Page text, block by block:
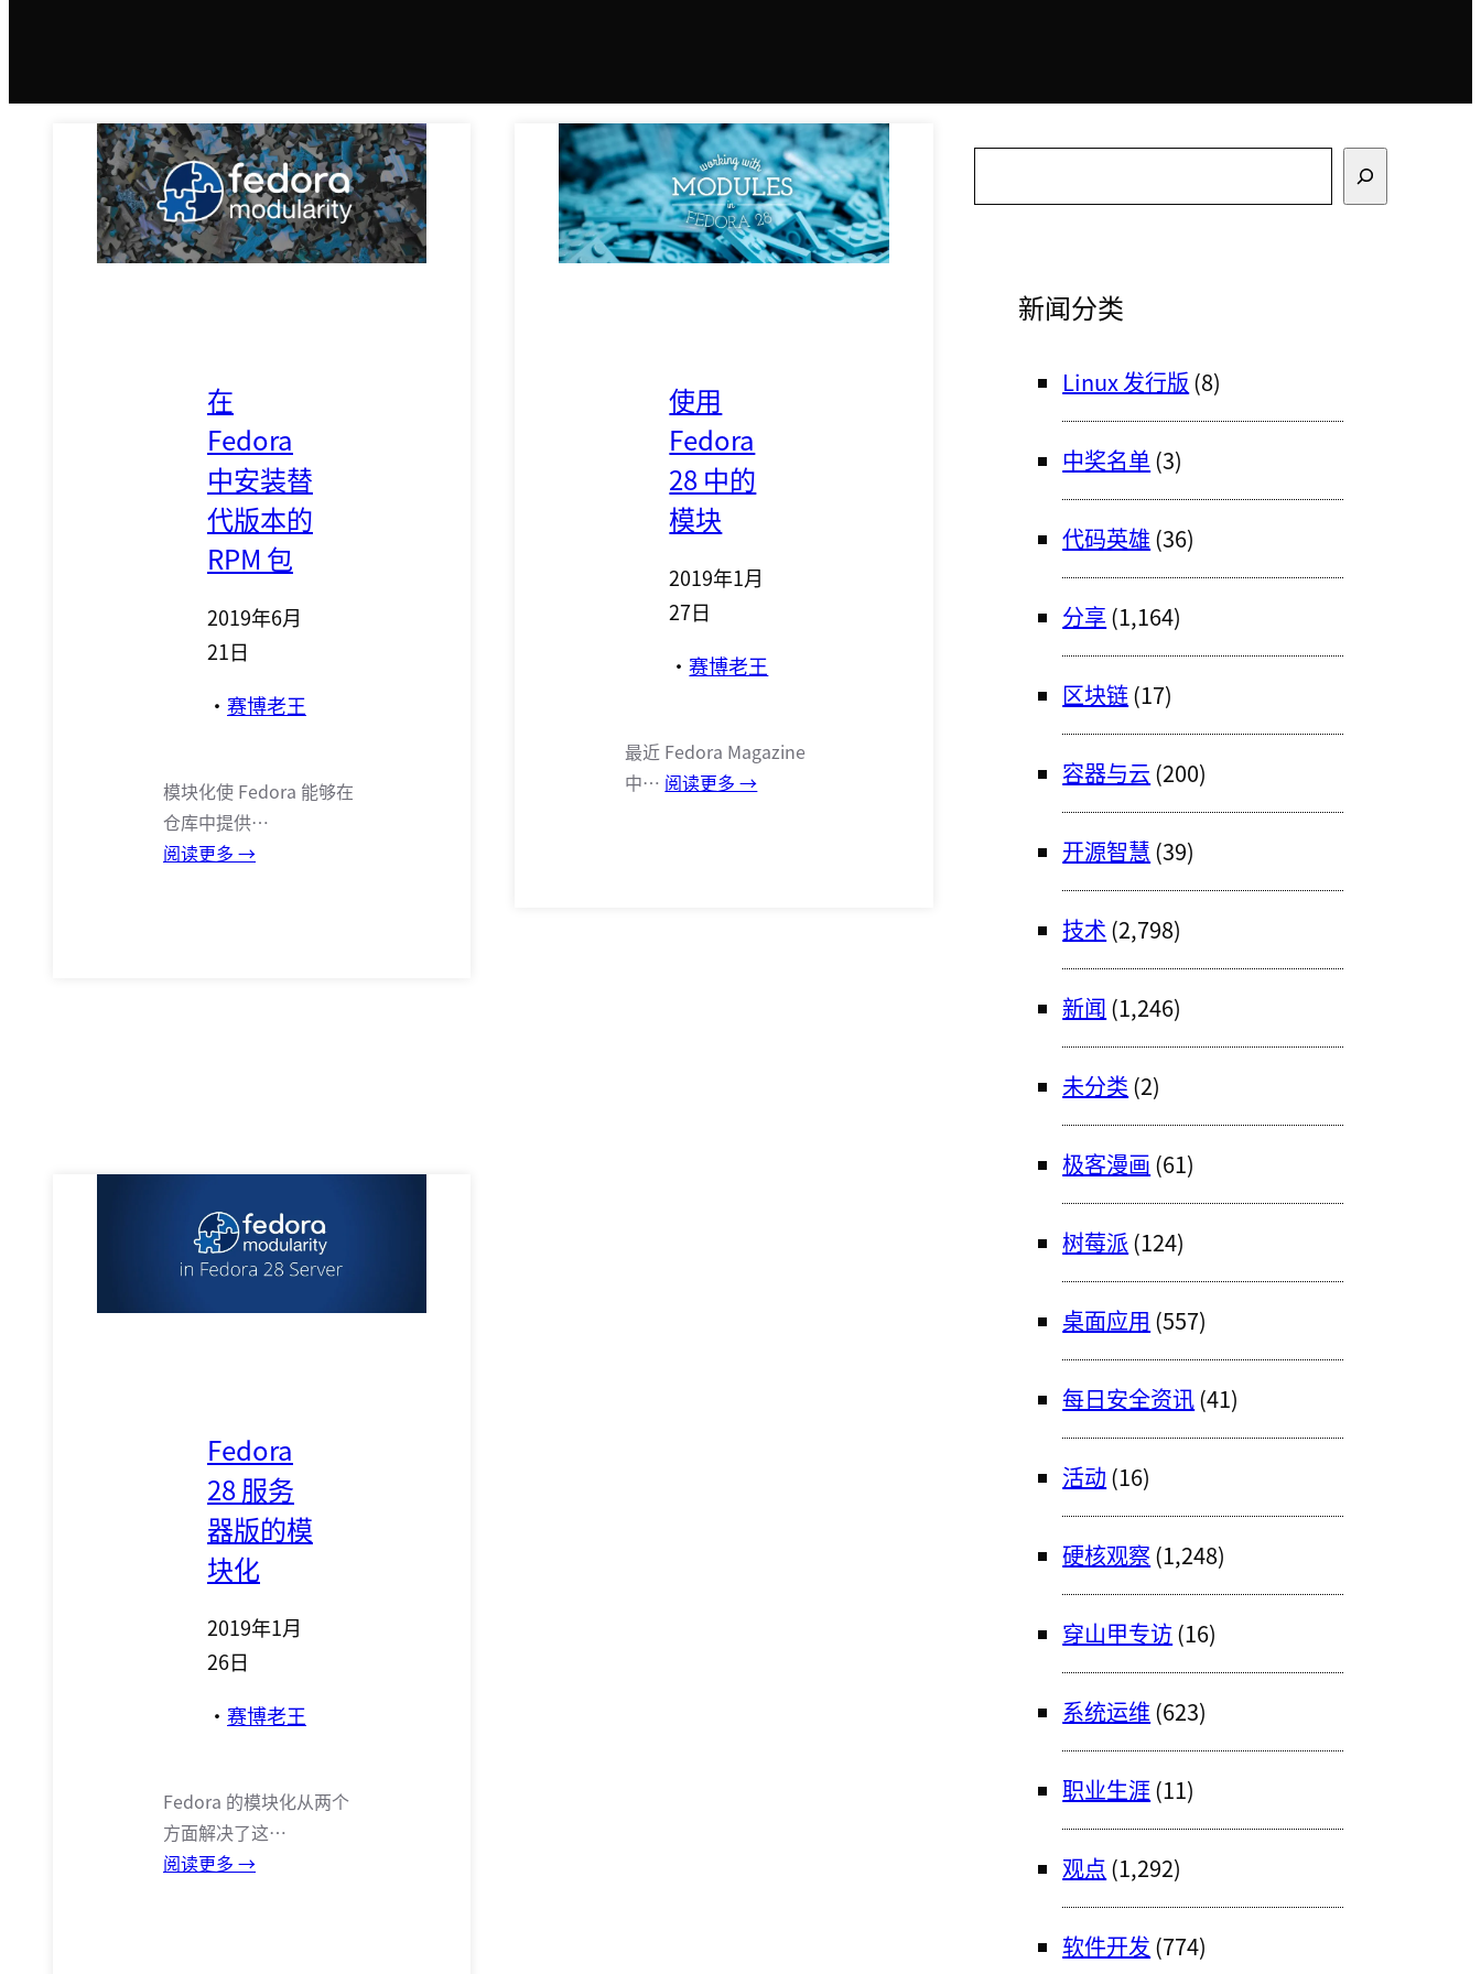
在
Fedora
中安装替
代版本的
RPM 包
2019年6月
21日
· 赛博老王
模块化使 Fedora 能够在
仓库中提供…
阅读更多 →
使用
Fedora
28 中的
模块
2019年1月
27日
· 赛博老王
最近 Fedora Magazine
中… 阅读更多 →
Fedora
28 服务
器版的模
块化
2019年1月
26日
· 赛博老王
Fedora 的模块化从两个
方面解决了这…
阅读更多 →
索
新闻分类
Linux 发行版 (8)
中奖名单 (3)
代码英雄 (36)
分享 (1,164)
区块链(17)
容器与云 (200)
开源智慧 (39)
技术 (2,798)
新闻 (1,246)
未分类 (2)
极客漫画 (61)
树莓派(124)
桌面应用 (557)
每日安全资讯(41)
活动 (16)
硬核观察 (1,248)
穿山甲专访 (16)
系统运维(623)
职业生涯 (11)
观点 (1,292)
软件开发 (774)